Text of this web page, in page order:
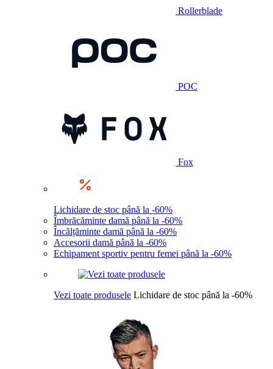
Rollerblade
POC
Fox
Lichidare de stoc până la -60%
Îmbrăcăminte damă până la -60%
Încălțăminte damă până la -60%
Accesorii damă până la -60%
Echipament sportiv pentru femei până la -60%
Vezi toate produsele Lichidare de stoc până la -60%